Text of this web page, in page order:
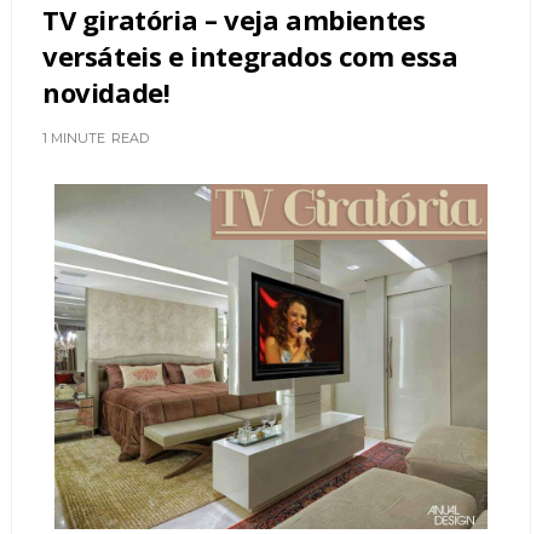
TV giratória – veja ambientes
versáteis e integrados com essa
novidade!
1 MINUTE READ